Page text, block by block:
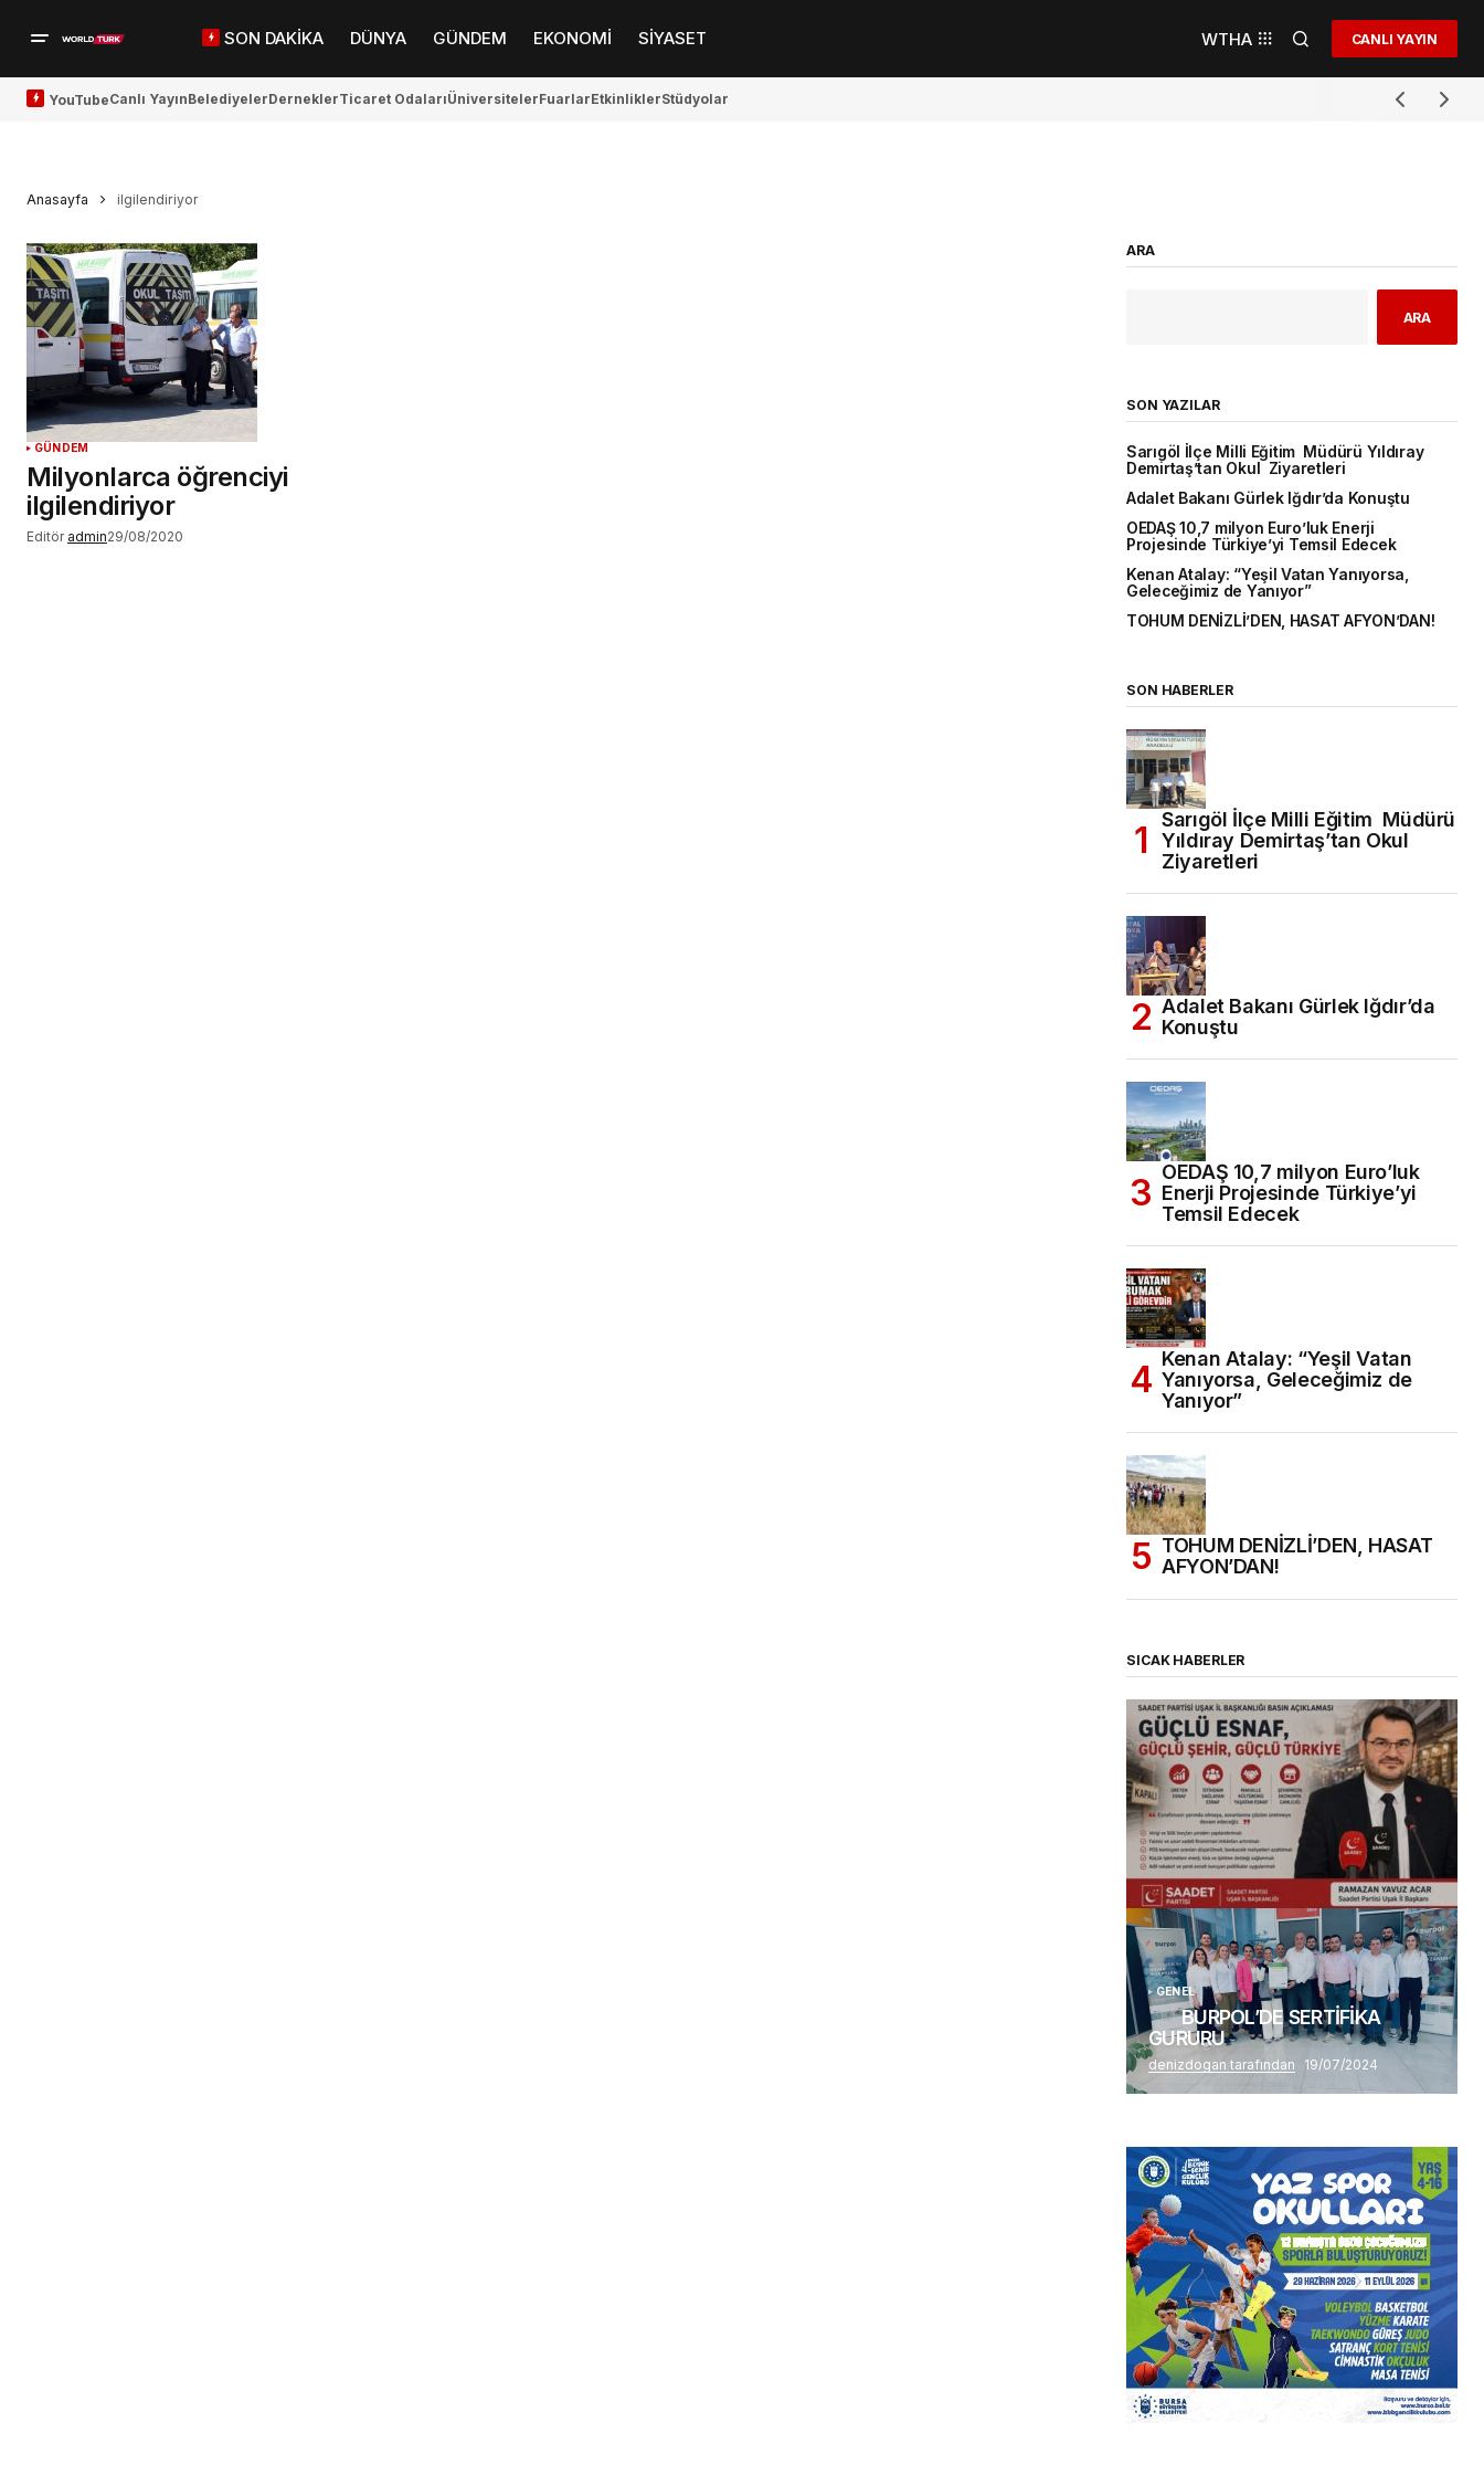
SON DAKİKA DÜNYA GÜNDEM EKONOMİ SİYASET WTHA CANLI YAYIN
YouTubeCanlı YayınBelediyelerDerneklerTicaret OdalarıÜniversitelerFuarlarEtkinliklerStüdyolar
Anasayfa ilgilendiriyor
GÜNDEM
Milyonlarca öğrenciyi
ilgilendiriyor
Editör admin29/08/2020
ARA
ARA
SON YAZILAR
Sarıgöl İlçe Milli Eğitim Müdürü Yıldıray
Demirtaş’tan Okul Ziyaretleri
Adalet Bakanı Gürlek Iğdır’da Konuştu
OEDAŞ 10,7 milyon Euro’luk Enerji
Projesinde Türkiye’yi Temsil Edecek
Kenan Atalay: “Yeşil Vatan Yanıyorsa,
Geleceğimiz de Yanıyor”
TOHUM DENİZLİ’DEN, HASAT AFYON’DAN!
SON HABERLER
Sarıgöl İlçe Milli Eğitim Müdürü
Yıldıray Demirtaş’tan Okul
Ziyaretleri
Adalet Bakanı Gürlek Iğdır’da
Konuştu
OEDAŞ 10,7 milyon Euro’luk
Enerji Projesinde Türkiye’yi
Temsil Edecek
Kenan Atalay: “Yeşil Vatan
Yanıyorsa, Geleceğimiz de
Yanıyor”
TOHUM DENİZLİ’DEN, HASAT
AFYON’DAN!
SICAK HABERLER
(başlıksız)
Alaattin Karahan tarafından 14/07/2026
GENEL
BURPOL’DE SERTİFİKA
GURURU
denizdogan tarafından 19/07/2024